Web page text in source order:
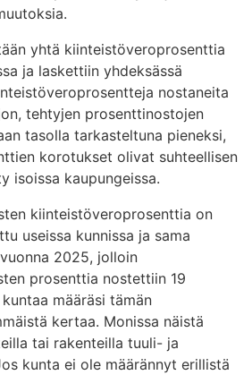
yhtä kiinteistöveroprosenttia
ja laskettiin yhdeksässä
nostaneita
tehtyjen prosenttinostojen
tasolla tarkasteltuna pieneksi,
korotukset olivat suhteellisen
isoissa kaupungeissa.
kiinteistöveroprosenttia on
useissa kunnissa ja sama
2025, jolloin
prosenttia nostettiin 19
määräsi tämän
kertaa. Monissa näistä
tai rakenteilla tuuli- ja
kunta ei ole määrännyt erillistä